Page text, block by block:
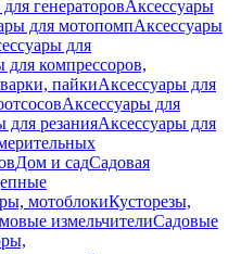
генераторовАксессуары
для мотопомпАксессуары
для
для компрессоров,
пайкиАксессуары для
Аксессуары для
для резанияАксессуары для
Дом и садСадовая
мотоблокиКусторезы,
измельчителиСадовые